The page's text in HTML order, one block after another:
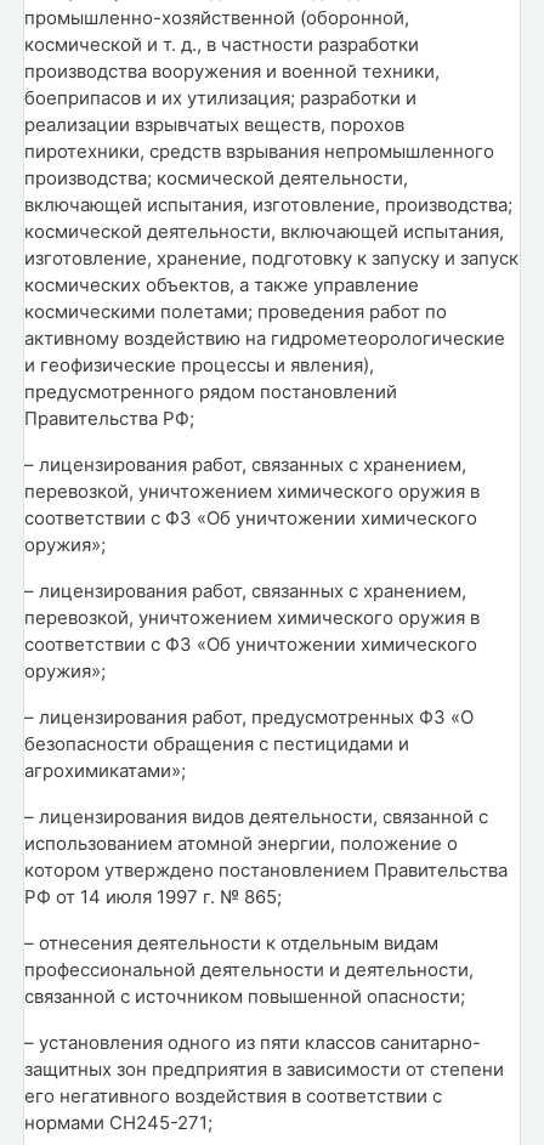
промышленно-хозяйственной (оборонной,
космической и т. д., в частности разработки
производства вооружения и военной техники,
боеприпасов и их утилизация; разработки и
реализации взрывчатых веществ, порохов
пиротехники, средств взрывания непромышленного
производства; космической деятельности,
включающей испытания, изготовление, производства;
космической деятельности, включающей испытания,
изготовление, хранение, подготовку к запуску и запуск
космических объектов, а также управление
космическими полетами; проведения работ по
активному воздействию на гидрометеорологические
и геофизические процессы и явления),
предусмотренного рядом постановлений
Правительства РФ;
– лицензирования работ, связанных с хранением,
перевозкой, уничтожением химического оружия в
соответствии с ФЗ «Об уничтожении химического
оружия»;
– лицензирования работ, связанных с хранением,
перевозкой, уничтожением химического оружия в
соответствии с ФЗ «Об уничтожении химического
оружия»;
– лицензирования работ, предусмотренных ФЗ «О
безопасности обращения с пестицидами и
агрохимикатами»;
– лицензирования видов деятельности, связанной с
использованием атомной энергии, положение о
котором утверждено постановлением Правительства
РФ от 14 июля 1997 г. № 865;
– отнесения деятельности к отдельным видам
профессиональной деятельности и деятельности,
связанной с источником повышенной опасности;
– установления одного из пяти классов санитарно-
защитных зон предприятия в зависимости от степени
его негативного воздействия в соответствии с
нормами СН245-271;